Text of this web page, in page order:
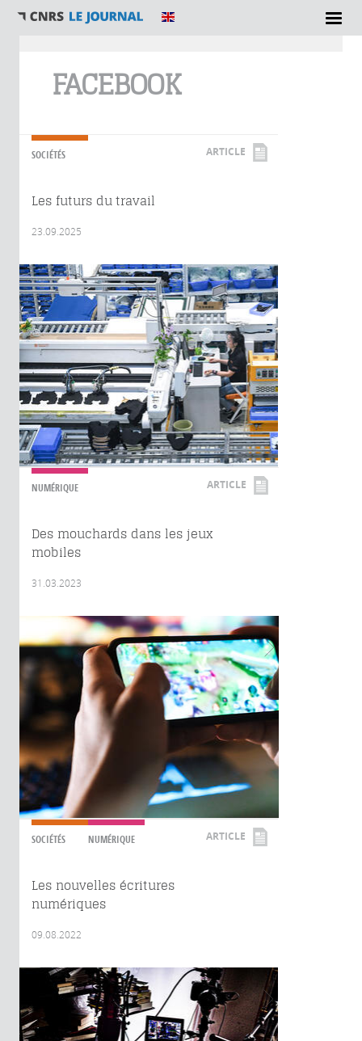
FACEBOOK
SOCIÉTÉS ARTICLE
Les futurs du travail
23.09.2025
NUMÉRIQUE ARTICLE
Des mouchards dans les jeux
mobiles
31.03.2023
SOCIÉTÉS NUMÉRIQUE ARTICLE
Les nouvelles écritures
numériques
09.08.2022